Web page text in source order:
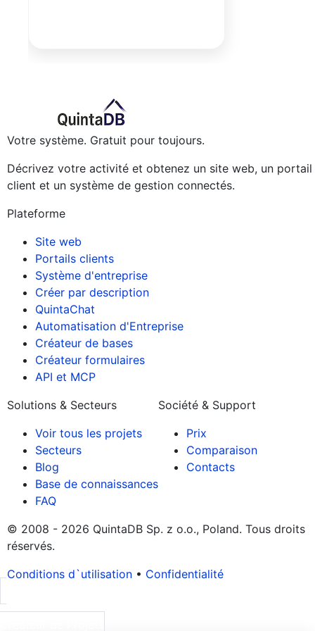
Votre système. Gratuit pour toujours.
Décrivez votre activité et obtenez un site web, un portail
client et un système de gestion connectés.
Plateforme
Site web
Portails clients
Système d'entreprise
Créer par description
QuintaChat
Automatisation d'Entreprise
Créateur de bases
Créateur formulaires
API et MCP
Solutions & Secteurs
Voir tous les projets
Secteurs
Blog
Base de connaissances
FAQ
Société & Support
Prix
Comparaison
Contacts
© 2008 - 2026 QuintaDB Sp. z o.o., Poland. Tous droits
réservés.
Conditions d`utilisation • Confidentialité